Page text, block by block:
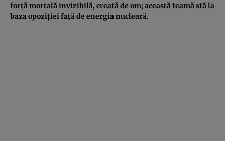
forță mortală invizibilă, creată de om; această teamă stă la
baza opoziției față de energia nucleară.